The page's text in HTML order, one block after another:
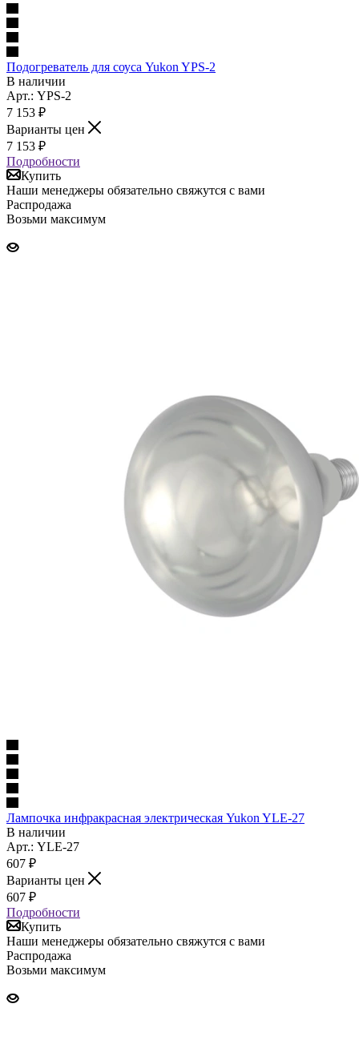
Подогреватель для соуса Yukon YPS-2
В наличии
Арт.: YPS-2
7 153 ₽
Варианты цен
7 153 ₽
Подробности
Купить
Наши менеджеры обязательно свяжутся с вами
Распродажа
Возьми максимум
Лампочка инфракрасная электрическая Yukon YLE-27
В наличии
Арт.: YLE-27
607 ₽
Варианты цен
607 ₽
Подробности
Купить
Наши менеджеры обязательно свяжутся с вами
Распродажа
Возьми максимум